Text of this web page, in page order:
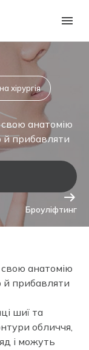
хірургія
свою анатомію
й прибавляти
Броуліфтинг
свою анатомію
й прибавляти
шиї та
обличчя,
і можуть